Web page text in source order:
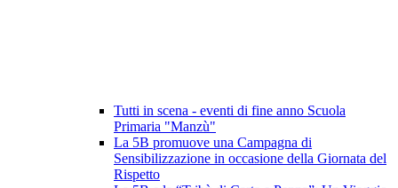
Tutti in scena - eventi di fine anno Scuola
Primaria "Manzù"
La 5B promuove una Campagna di
Sensibilizzazione in occasione della Giornata del
Rispetto